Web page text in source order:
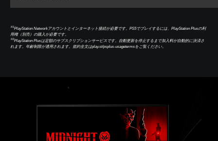
※1PlayStation Networkアカウントとインターネット接続が必要です。PS5でプレイするには、PlayStation Plusの利
用権（別売）の購入が必要です。
※2PlayStation Plusは定額のサブスクリプションサービスです。自動更新を停止するまで加入料が自動的に決済さ
れます。年齢制限が適用されます。規約全文はplay.st/psplus-usagetermsをご覧ください。